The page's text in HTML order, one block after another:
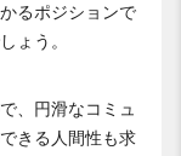
るポジションで
ょう。
、円滑なコミュ
きる人間性も求